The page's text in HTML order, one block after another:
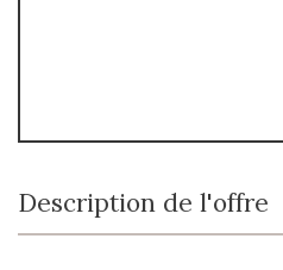
Description de l'offre